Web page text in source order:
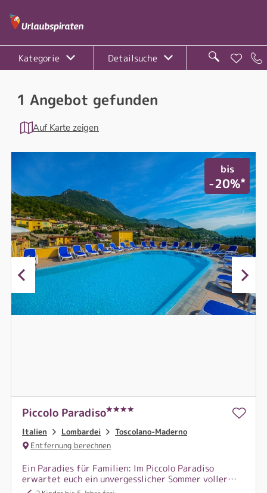
Kategorie Detailsuche
1 Angebot gefunden
Auf Karte zeigen
bis
-20%*
Piccolo Paradiso
Italien Lombardei
Toscolano-Maderno
Entfernung berechnen
Ein Paradies für Familien: Im Piccolo Paradiso
erwartet euch ein unvergesslicher Sommer voller
Lachen, Baden im Gardasee, Kinderfreude und